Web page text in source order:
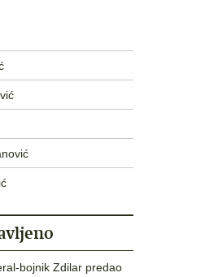
bojnik Zdilar predao